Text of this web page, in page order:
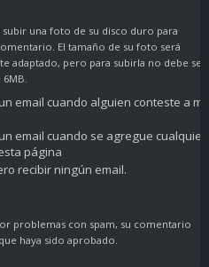
subir una foto de su disco duro para
El tamaño de su foto será
adaptado, pero para subirla no debe ser
email cuando alguien conteste a mi
email cuando se agregue cualquier
página
recibir ningún email.
problemas con spam, su comentario
haya sido aprobado.